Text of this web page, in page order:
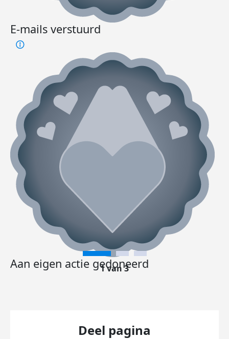
E-mails verstuurd
Aan eigen actie gedoneerd
1 van 3
Deel pagina